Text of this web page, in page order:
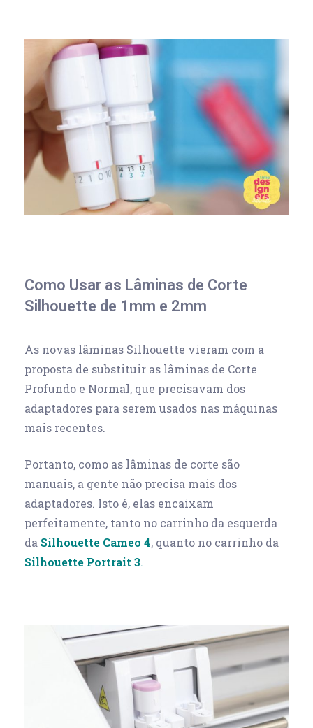
Como Usar as Lâminas de Corte
Silhouette de 1mm e 2mm
As novas lâminas Silhouette vieram com a
proposta de substituir as lâminas de Corte
Profundo e Normal, que precisavam dos
adaptadores para serem usados nas máquinas
mais recentes.
Portanto, como as lâminas de corte são
manuais, a gente não precisa mais dos
adaptadores. Isto é, elas encaixam
perfeitamente, tanto no carrinho da esquerda
da Silhouette Cameo 4, quanto no carrinho da
Silhouette Portrait 3.